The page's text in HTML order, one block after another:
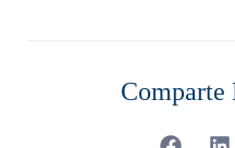
Comparte